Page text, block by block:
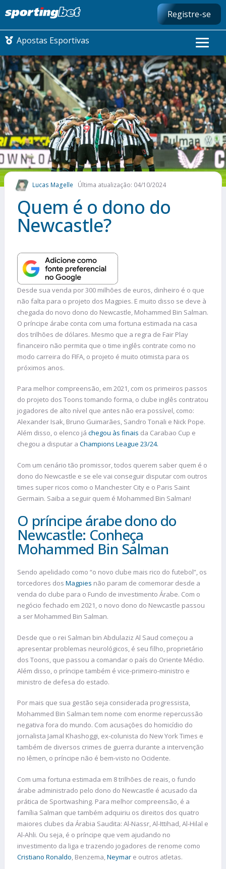
Registre-se
Apostas Esportivas
CONMEBOL LIBERTADORES
FUTEBOL NACIONAL
FUTEBOL INTERNACIONAL
COMO APOSTAR
MAIS ESPORTES
Lucas Magelle Última atualização: 04/10/2024
Quem é o dono do
Newcastle?
Desde sua venda por 300 milhões de euros, dinheiro é o que
não falta para o projeto dos Magpies. E muito disso se deve à
chegada do novo dono do Newcastle, Mohammed Bin Salman.
O príncipe árabe conta com uma fortuna estimada na casa
dos trilhões de dólares. Mesmo que a regra de Fair Play
financeiro não permita que o time inglês contrate como no
modo carreira do FIFA, o projeto é muito otimista para os
próximos anos.
Para melhor compreensão, em 2021, com os primeiros passos
do projeto dos Toons tomando forma, o clube inglês contratou
jogadores de alto nível que antes não era possível, como:
Alexander Isak, Bruno Guimarães, Sandro Tonali e Nick Pope.
Além disso, o elenco já chegou às finais da Carabao Cup e
chegou a disputar a Champions League 23/24.
Com um cenário tão promissor, todos querem saber quem é o
dono do Newcastle e se ele vai conseguir disputar com outros
times super ricos como o Manchester City e o Paris Saint
Germain. Saiba a seguir quem é Mohammed Bin Salman!
O príncipe árabe dono do
Newcastle: Conheça
Mohammed Bin Salman
Sendo apelidado como “o novo clube mais rico do futebol”, os
torcedores dos Magpies não param de comemorar desde a
venda do clube para o Fundo de investimento Árabe. Com o
negócio fechado em 2021, o novo dono do Newcastle passou
a ser Mohammed Bin Salman.
Desde que o rei Salman bin Abdulaziz Al Saud começou a
apresentar problemas neurológicos, é seu filho, proprietário
dos Toons, que passou a comandar o país do Oriente Médio.
Além disso, o príncipe também é vice-primeiro-ministro e
ministro de defesa do estado.
Por mais que sua gestão seja considerada progressista,
Mohammed Bin Salman tem nome com enorme repercussão
negativa fora do mundo. Com acusações do homicídio do
jornalista Jamal Khashoggi, ex-colunista do New York Times e
também de diversos crimes de guerra durante a intervenção
no Iêmen, o príncipe não é bem-visto no Ocidente.
Com uma fortuna estimada em 8 trilhões de reais, o fundo
árabe administrado pelo dono do Newcastle é acusado da
prática de Sportwashing. Para melhor compreensão, é a
família Salman que também adquiriu os direitos dos quatro
maiores clubes da Árabia Saudita: Al-Nassr, Al-Ittihad, Al-Hilal e
Al-Ahli. Ou seja, é o príncipe que vem ajudando no
investimento da liga e trazendo jogadores de renome como
Cristiano Ronaldo, Benzema,Neymar e outros atletas.